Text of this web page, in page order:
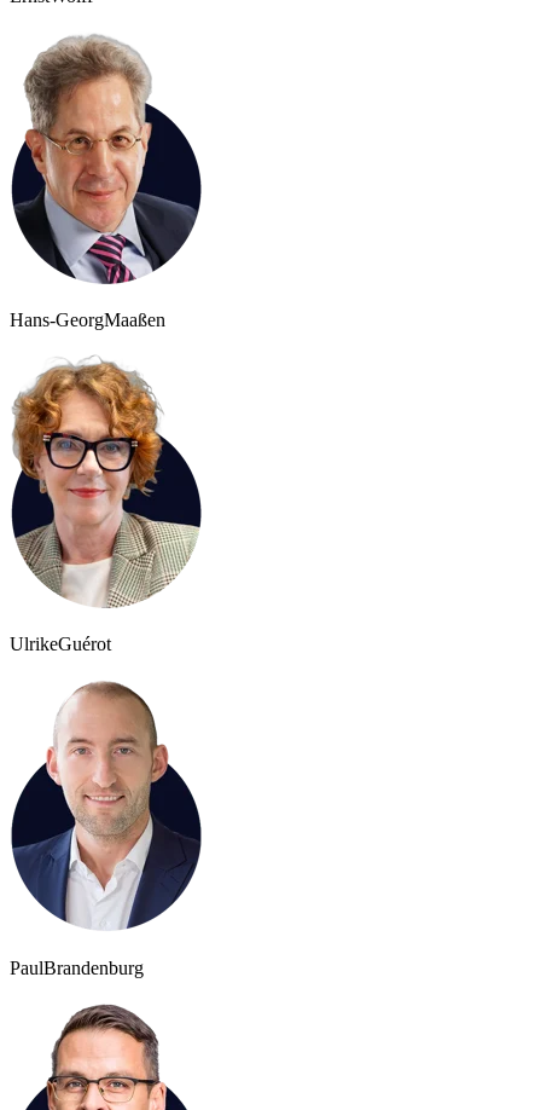
Hans-GeorgMaaßen
UlrikeGuérot
PaulBrandenburg